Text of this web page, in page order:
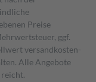
Preise
ggf.
versand­kosten­
Alle Angebote